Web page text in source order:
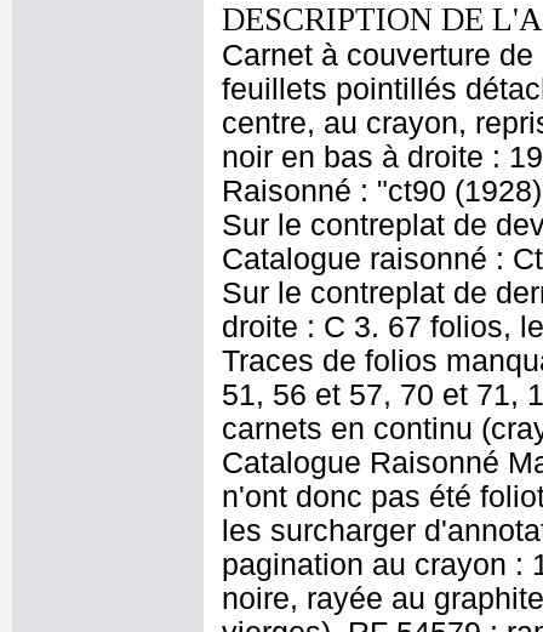
DESCRIPTION DE
Carnet à couverture
feuillets pointillés
centre, au crayon,
noir en bas à droite :
Raisonné : "ct90
Sur le contreplat de
Catalogue raisonné :
Sur le contreplat de
droite : C 3. 67 folios,
Traces de folios
51, 56 et 57, 70 et 71,
carnets en continu
Catalogue Raisonné
n'ont donc pas été
les surcharger
pagination au crayon :
noire, rayée au